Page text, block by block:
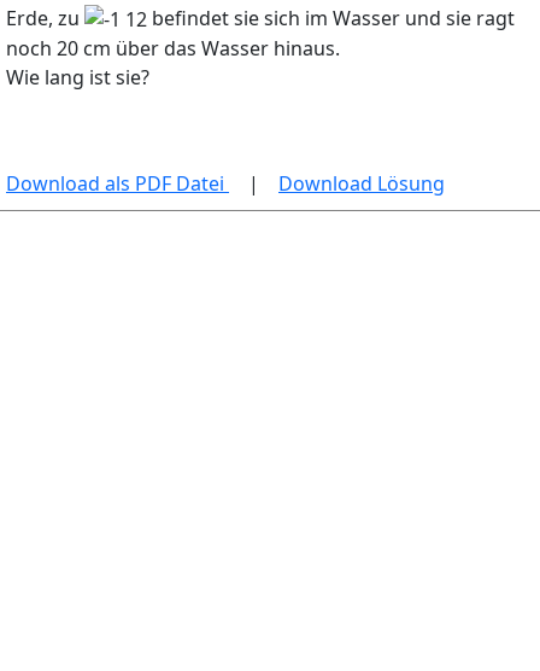
Erde, zu
befindet sie sich im Wasser und sie ragt
noch 20 cm über das Wasser hinaus.
Wie lang ist sie?
Download als PDF Datei | Download Lösung